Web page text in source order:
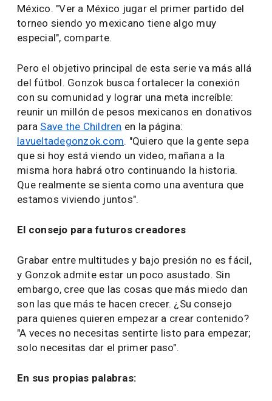
México. "Ver a México jugar el primer partido del
torneo siendo yo mexicano tiene algo muy
especial", comparte.
Pero el objetivo principal de esta serie va más allá
del fútbol. Gonzok busca fortalecer la conexión
con su comunidad y lograr una meta increíble:
reunir un millón de pesos mexicanos en donativos
para Save the Children en la página:
lavueltadegonzok.com. "Quiero que la gente sepa
que si hoy está viendo un video, mañana a la
misma hora habrá otro continuando la historia.
Que realmente se sienta como una aventura que
estamos viviendo juntos".
El consejo para futuros creadores
Grabar entre multitudes y bajo presión no es fácil,
y Gonzok admite estar un poco asustado. Sin
embargo, cree que las cosas que más miedo dan
son las que más te hacen crecer. ¿Su consejo
para quienes quieren empezar a crear contenido?
"A veces no necesitas sentirte listo para empezar;
solo necesitas dar el primer paso".
En sus propias palabras: